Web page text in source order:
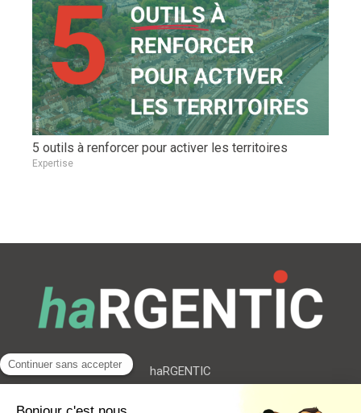
5 outils à renforcer pour activer les territoires
Expertise
haRGENTIC
191 - 193 Cr Lafayette Flex-O Lyon Part Dieu 69006 LYON